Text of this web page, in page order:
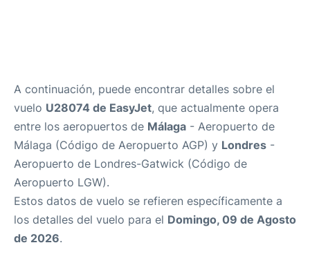
A continuación, puede encontrar detalles sobre el
vuelo U28074 de EasyJet, que actualmente opera
entre los aeropuertos de Málaga - Aeropuerto de
Málaga (Código de Aeropuerto AGP) y Londres -
Aeropuerto de Londres-Gatwick (Código de
Aeropuerto LGW).
Estos datos de vuelo se refieren específicamente a
los detalles del vuelo para el Domingo, 09 de Agosto
de 2026.